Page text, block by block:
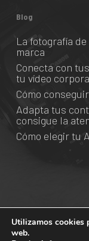
Blog
La fotografía
marca
Conecta con
tu vídeo
Cómo
Adapta tus
consigue la
Cómo elegir tu
Utilizamos cookies
web.